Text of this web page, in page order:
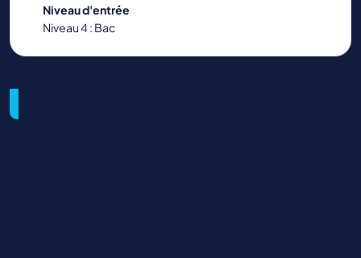
Niveau d'entrée
Niveau 4 : Bac